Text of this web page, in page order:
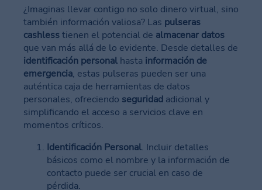
¿Imaginas llevar contigo no solo dinero virtual, sino
también información valiosa? Las pulseras
cashlesstienen el potencial de almacenar datos
que van más allá de lo evidente. Desde detalles de
identificación personal hasta información de
emergencia, estas pulseras pueden ser una
auténtica caja de herramientas de datos
personales, ofreciendo seguridad adicional y
simplificando el acceso a servicios clave en
momentos críticos.
Identificación Personal. Incluir detalles
básicos como el nombre y la información de
contacto puede ser crucial en caso de
pérdida.